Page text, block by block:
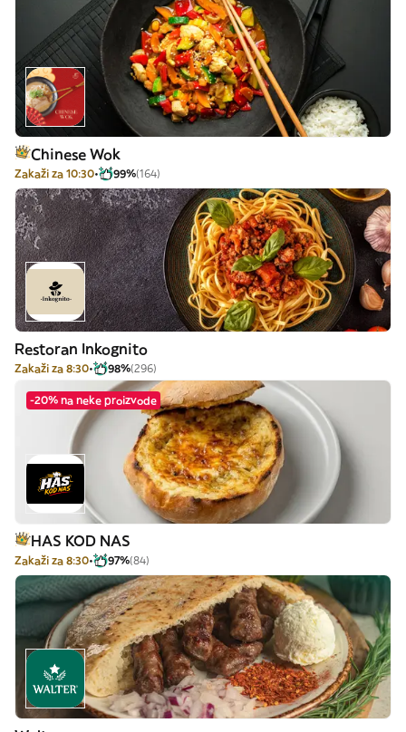
Chinese Wok
Zakaži za 10:30 99%(164)
Restoran Inkognito
Zakaži za 8:30 98%(296)
-20% na neke proizvode
HAS KOD NAS
Zakaži za 8:30 97%(84)